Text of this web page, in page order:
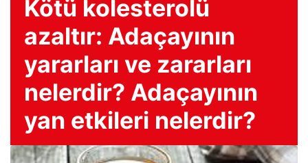
Kötü kolesterolü
azaltır: Adaçayının
yararları ve zararları
nelerdir? Adaçayının
yan etkileri nelerdir?